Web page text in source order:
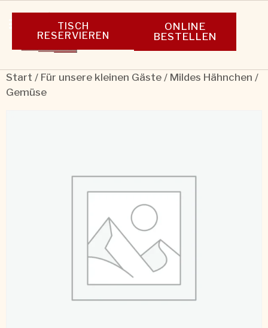
TISCH
RESERVIEREN
ONLINE
BESTELLEN
Start / Für unsere kleinen Gäste / Mildes Hähnchen /
Gemüse